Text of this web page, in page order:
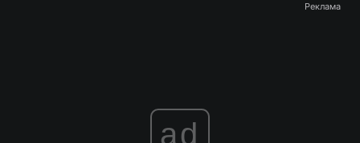
Реклама
ad